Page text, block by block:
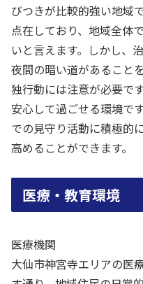
びつきが比較的強い地域
点在しており、地域全体
いと言えます。しかし、
夜間の暗い道があること
独行動には注意が必要で
安心して過ごせる環境で
での見守り活動に積極的
高めることができます。
医療・教育環境
医療機関
大仙市神宮寺エリアの医